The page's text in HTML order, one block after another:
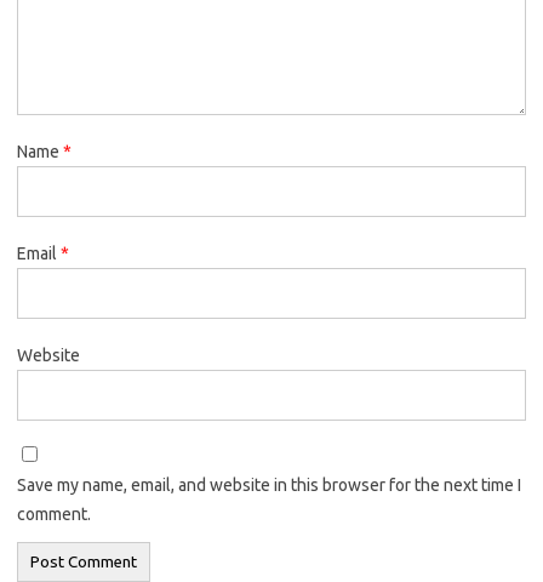
Name *
Email *
Website
Save my name, email, and website in this browser for the next time I
comment.